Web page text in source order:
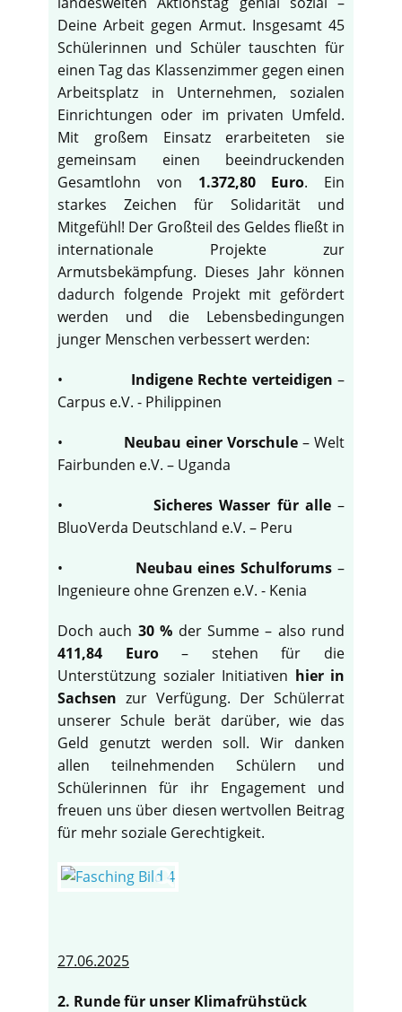
Deine Arbeit gegen Armut. Insgesamt 45
Schülerinnen und Schüler tauschten für
einen Tag das Klassenzimmer gegen einen
Arbeitsplatz in Unternehmen, sozialen
Einrichtungen oder im privaten Umfeld.
Mit großem Einsatz erarbeiteten sie
gemeinsam einen beeindruckenden
Gesamtlohn von 1.372,80 Euro. Ein
starkes Zeichen für Solidarität und
Mitgefühl! Der Großteil des Geldes fließt in
internationale Projekte zur
Armutsbekämpfung. Dieses Jahr können
dadurch folgende Projekt mit gefördert
werden und die Lebensbedingungen
junger Menschen verbessert werden:
• Indigene Rechte verteidigen –
Carpus e.V. - Philippinen
• Neubau einer Vorschule – Welt
Fairbunden e.V. – Uganda
•Sicheres Wasser für alle–
BluoVerda Deutschland e.V. – Peru
• Neubau eines Schulforums –
Ingenieure ohne Grenzen e.V. - Kenia
Doch auch 30 % der Summe – also rund
411,84 Euro– stehen für die
Unterstützung sozialer Initiativen hier in
Sachsen zur Verfügung. Der Schülerrat
unserer Schule berät darüber, wie das
Geld genutzt werden soll. Wir danken
allen teilnehmenden Schülern und
Schülerinnen für ihr Engagement und
freuen uns über diesen wertvollen Beitrag
für mehr soziale Gerechtigkeit.
27.06.2025
2. Runde für unser Klimafrühstück